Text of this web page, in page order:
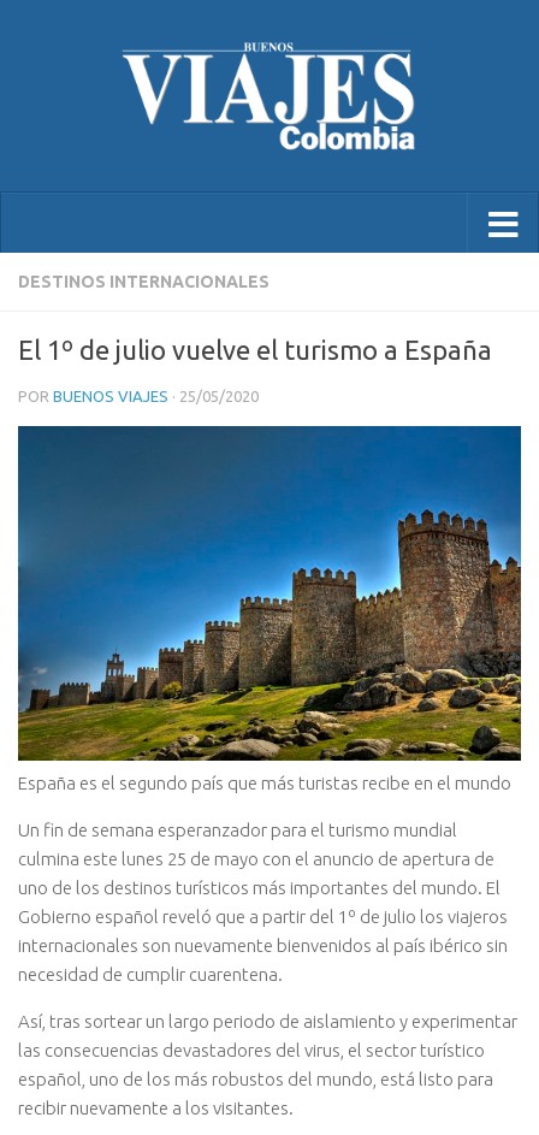
DESTINOS INTERNACIONALES
El 1º de julio vuelve el turismo a España
POR BUENOS VIAJES · 25/05/2020
España es el segundo país que más turistas recibe en el mundo
Un fin de semana esperanzador para el turismo mundial
culmina este lunes 25 de mayo con el anuncio de apertura de
uno de los destinos turísticos más importantes del mundo. El
Gobierno español reveló que a partir del 1º de julio los viajeros
internacionales son nuevamente bienvenidos al país ibérico sin
necesidad de cumplir cuarentena.
Así, tras sortear un largo periodo de aislamiento y experimentar
las consecuencias devastadores del virus, el sector turístico
español, uno de los más robustos del mundo, está listo para
recibir nuevamente a los visitantes.